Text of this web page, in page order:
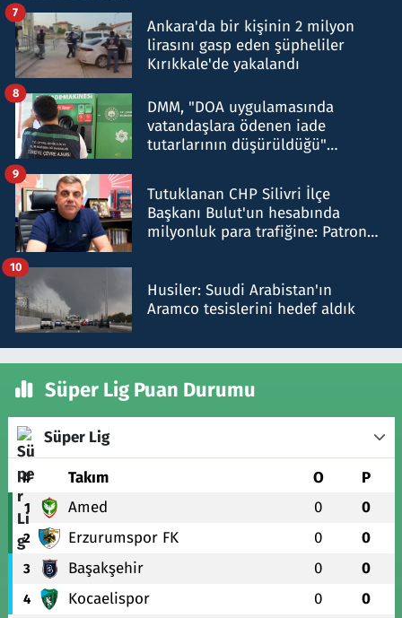
Ankara'da bir kişinin 2 milyon
lirasını gasp eden şüpheliler
Kırıkkale'de yakalandı
7
DMM, "DOA uygulamasında
vatandaşlara ödenen iade
tutarlarının düşürüldüğü"
8
Tutuklanan CHP Silivri İlçe
Başkanı Bulut'un hesabında
milyonluk para trafiğine: Patron
9
Husiler: Suudi Arabistan'ın
Aramco tesislerini hedef aldık
10
Süper Lig Puan Durumu
Süper Lig
# Takım O P
1 Amed 0 0
2 Erzurumspor FK 0 0
3 Başakşehir 0 0
4 Kocaelispor 0 0